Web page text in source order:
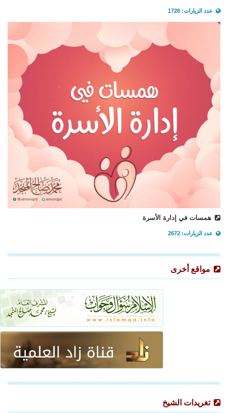
عدد الزيارات: 1726
همسات في إدارة الأسرة
عدد الزيارات: 2672
مواقع أخرى
تغريدات الشيخ